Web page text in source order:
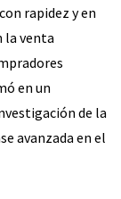
rapidez y en
la venta
en un
de la
avanzada en el